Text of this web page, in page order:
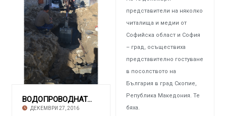
представители на няколко
читалища и медии от
Софийска област и София
– град, осъществиха
представително гостуване
в посолството на
България в град Скопие,
Република Македония. Те
бяха.
ВОДОПРОВОДНАТА И КАНАЛИЗАЦИОННА МРЕЖА НА КОПР
ДЕКЕМВРИ 27, 2016